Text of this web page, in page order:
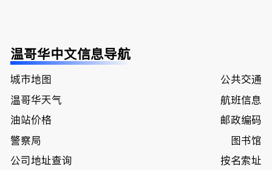
温哥华中文信息导航
城市地图
公共交通
温哥华天气
航班信息
油站价格
邮政编码
警察局
图书馆
公司地址查询
按名索址